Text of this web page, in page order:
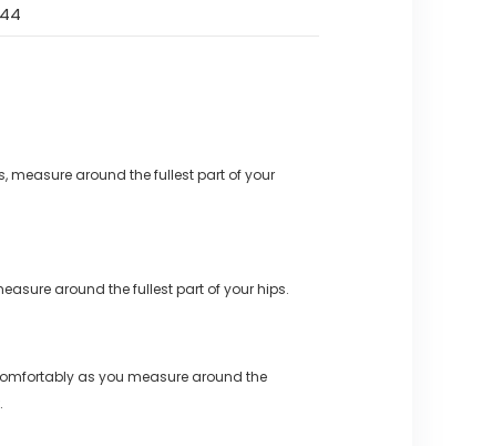
44
measure around the fullest part of your
around the fullest part of your hips.
as you measure around the